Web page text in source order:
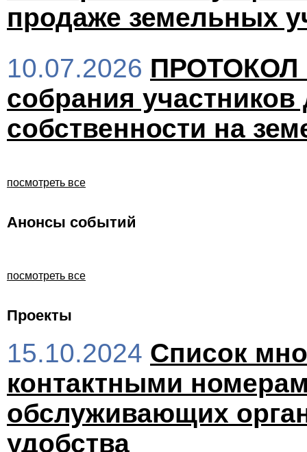
продаже земельных
10.07.2026 ПРОТОКОЛ
собрания участников
собственности на
посмотреть все
Анонсы событий
посмотреть все
Проекты
15.10.2024 Список
контактными
обслуживающих
удобства